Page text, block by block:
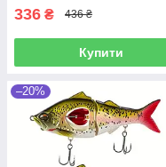
336 ₴ 436 ₴
Купити
–20%